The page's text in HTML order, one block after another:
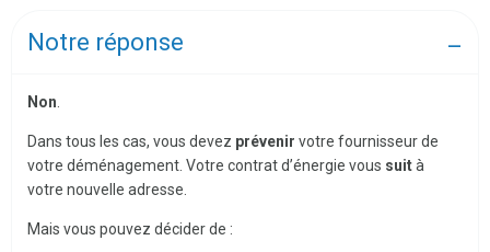
Notre réponse
Non
Dans tous les cas, vous devez prévenir votre fournisseur de
votre déménagement. Votre contrat d’énergie vous suità
votre nouvelle adresse.
Mais vous pouvez décider de :